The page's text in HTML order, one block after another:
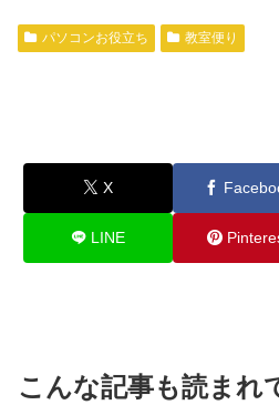
パソコンお役立ち 教室便り
X
LINE
こんな記事も読まれ